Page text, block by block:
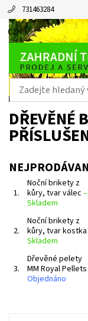
731463284
CZK
DŘEVĚNÉ
1.
Noční brikety z
kůry, tvar válec –
Skladem
2.
Noční brikety z
kůry, tvar kostka
Skladem
3.
Dřevěné pelety
MM Royal Pellets
Objednáno